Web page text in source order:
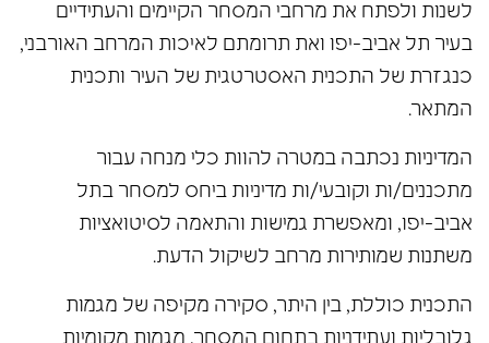
לשנות ולפתח את מרחבי המסחר הקיימים והעתידיים
בעיר תל אביב-יפו ואת תרומתם לאיכות המרחב האורבני,
כנגזרת של התכנית האסטרטגית של העיר ותכנית
המתאר.
המדיניות נכתבה במטרה להוות כלי מנחה עבור
מתכננים/ות וקובעי/ות מדיניות ביחס למסחר בתל
אביב-יפו, ומאפשרת גמישות והתאמה לסיטואציות
משתנות שמותירות מרחב לשיקול הדעת.
התכנית כוללת, בין היתר, סקירה מקיפה של מגמות